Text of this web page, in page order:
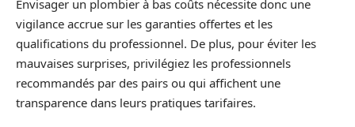
Envisager un plombier à bas coûts nécessite donc une
vigilance accrue sur les garanties offertes et les
qualifications du professionnel. De plus, pour éviter les
mauvaises surprises, privilégiez les professionnels
recommandés par des pairs ou qui affichent une
transparence dans leurs pratiques tarifaires.